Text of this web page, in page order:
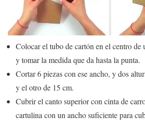
Colocar el tubo de cartón en el centro de
y tomar la medida que da hasta la punta.
Cortar 6 piezas con ese ancho, y dos
y el otro de 15 cm.
Cubrir el canto superior con cinta de
cartulina con un ancho suficiente para